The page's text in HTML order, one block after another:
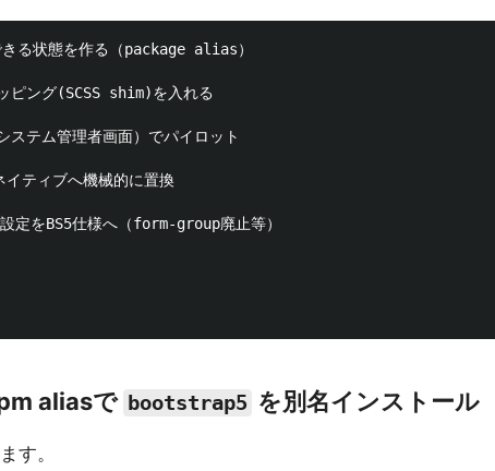
る状態を作る（package alias）
ピング(SCSS shim)を入れる
テム管理者画面）でパイロット
ティブへ機械的に置換
をBS5仕様へ（form-group廃止等）
aliasで bootstrap5 を別名インストール
す。